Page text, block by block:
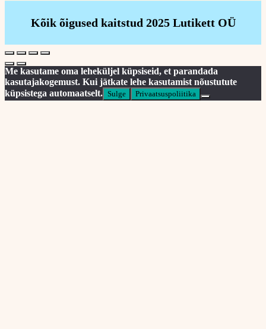
Kõik õigused kaitstud 2025 Lutikett OÜ
Me kasutame oma leheküljel küpsiseid, et parandada
kasutajakogemust. Kui jätkate lehe kasutamist nõustutute
küpsistega automaatselt. Sulge Privaatsuspoliitika